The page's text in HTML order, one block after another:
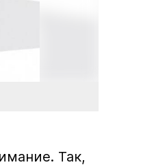
Так,